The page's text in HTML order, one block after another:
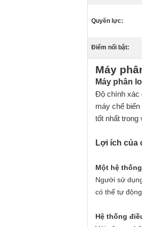
Quyền lực:
Điểm nổi bật:
Máy
Máy phân
Độ chính xác
máy chế
tốt nhất trong
Lợi ích của
Một hệ
Người sử
có thể tự
Hệ thống